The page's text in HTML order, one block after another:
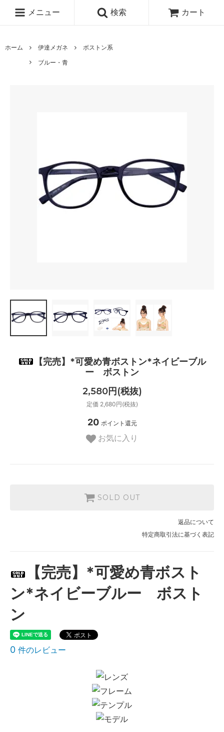
メニュー 検索 カート
ホーム 伊達メガネ
ボストン系
ブルー・青
【完売】*可愛め青ボストン*ネイビーブル
ー ボストン
2,580円(税抜)
定価 2,680円(税抜)
20 ポイント還元
お気に入り
SOLD OUT
返品について
特定商取引法に基づく表記
【完売】*可愛め青ボスト
ン*ネイビーブルー ボスト
ン
0 件のレビュー